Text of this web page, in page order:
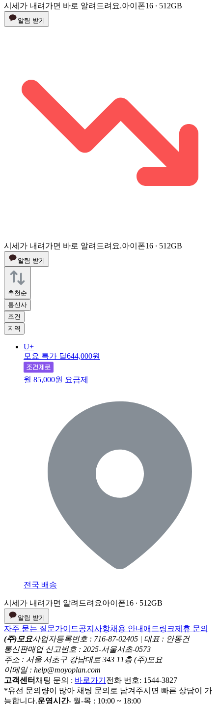
시세가 내려가면 바로 알려드려요.아이폰16 ∙ 512GB
알림 받기
시세가 내려가면 바로 알려드려요.아이폰16 ∙ 512GB
알림 받기
추천순
통신사
조건
지역
U+
모요 특가 딜644,000원
월 85,000원 요금제
전국 배송
시세가 내려가면 알려드려요아이폰16 ∙ 512GB
알림 받기
자주 묻는 질문가이드공지사항채용 안내 애드링크제휴 문의
(주)모요사업자등록번호 : 716-87-02405 | 대표 : 안동건
통신판매업 신고번호 : 2025-서울서초-0573
주소 : 서울 서초구 강남대로 343 11층 (주)모요
이메일 : help@moyoplan.com
고객센터 채팅 문의 : 바로가기 전화 번호: 1544-3827
*유선 문의량이 많아 채팅 문의로 남겨주시면 빠른 상담이 가
능합니다.운영시간- 월-목 : 10:00 ~ 18:00